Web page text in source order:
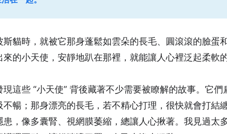
斯貓時，就被它那身蓬鬆如雲朵的長毛、圓滾滾的臉
的小天使，安靜地趴在那裡，就能讓人心裡泛起柔軟的
這些 “小天使” 背後藏著不少需要被瞭解的故事。它
暢；那身漂亮的長毛，若不精心打理，很快就會打結
，像多囊腎、視網膜萎縮，總讓人心揪著。我見過太